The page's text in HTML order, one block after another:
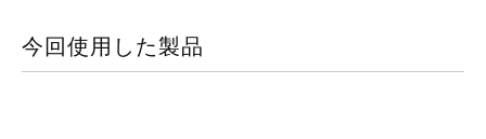
今回使用した製品